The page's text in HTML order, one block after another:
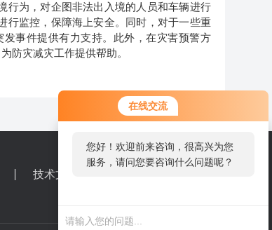
在线交流
您好！欢迎前来咨询，很高兴为您
服务，请问您要咨询什么问题呢？
为，对企图非法出入境的人员和车辆进行
行监控，保障海上安全。同时，对于一些重
事件提供有力支持。此外，在灾害预警方
防灾减灾工作提供帮助。
技术文章